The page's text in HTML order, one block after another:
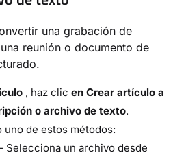
una grabación de
reunión o documento de
, haz clic en Crear artículo a
o archivo de texto.
uno de estos métodos:
Selecciona un archivo desde